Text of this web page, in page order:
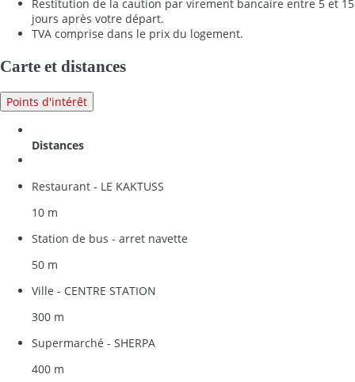
Restitution de la caution par virement bancaire entre 5 et 15
jours après votre départ.
TVA comprise dans le prix du logement.
Carte et distances
Points d'intérêt
Distances
Restaurant - LE KAKTUSS
10 m
Station de bus - arret navette
50 m
Ville - CENTRE STATION
300 m
Supermarché - SHERPA
400 m